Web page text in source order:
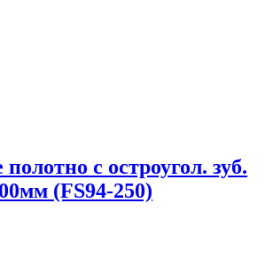
с остроугол. зуб.
(FS94-250)